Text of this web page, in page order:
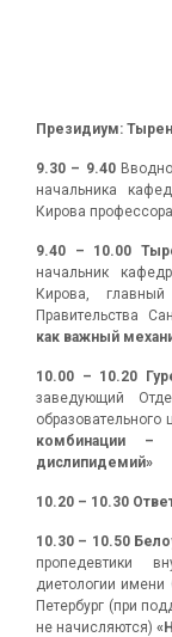
Президиум:
9.30 – 9.40
начальника
Кирова профессора
9.40 – 10.00
начальник
Кирова,
Правительства
как важный
10.00 – 10.20
заведующий
образовательного
комбинации –
дислипидемий»
10.20 – 10.30
10.30 – 10.50
пропедевтики
диетологии
Петербург (при
не начисляются)